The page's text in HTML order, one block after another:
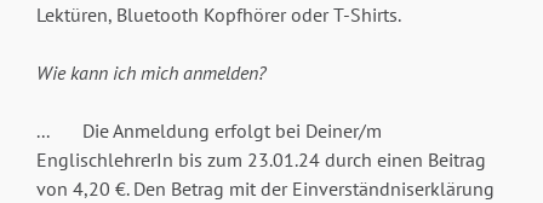
Lektüren, Bluetooth Kopfhörer oder T-Shirts.
Wie kann ich mich anmelden?
... Die Anmeldung erfolgt bei Deiner/m
EnglischlehrerIn bis zum 23.01.24 durch einen Beitrag
von 4,20 €. Den Betrag mit der Einverständniserklärung